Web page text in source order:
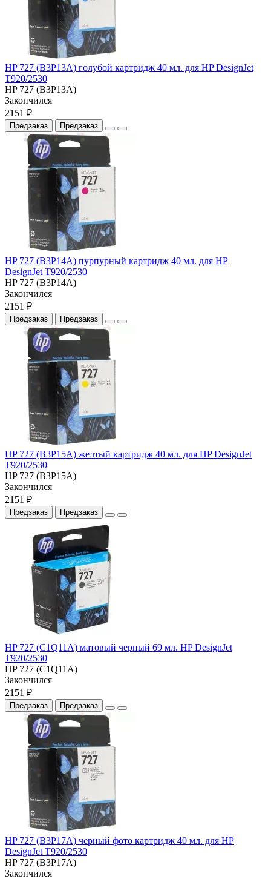
HP 727 (B3P13A) голубой картридж 40 мл. для HP DesignJet
T920/2530
HP 727 (B3P13A)
Закончился
2151 ₽
Предзаказ Предзаказ
HP 727 (B3P14A) пурпурный картридж 40 мл. для HP
DesignJet T920/2530
HP 727 (B3P14A)
Закончился
2151 ₽
Предзаказ Предзаказ
HP 727 (B3P15A) желтый картридж 40 мл. для HP DesignJet
T920/2530
HP 727 (B3P15A)
Закончился
2151 ₽
Предзаказ Предзаказ
HP 727 (C1Q11A) матовый черный 69 мл. HP DesignJet
T920/2530
HP 727 (C1Q11A)
Закончился
2151 ₽
Предзаказ Предзаказ
HP 727 (B3P17A) черный фото картридж 40 мл. для HP
DesignJet T920/2530
HP 727 (B3P17A)
Закончился